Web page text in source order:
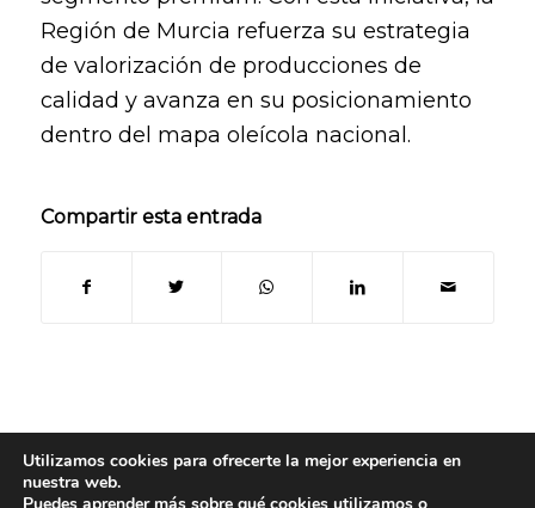
Región de Murcia refuerza su estrategia
de valorización de producciones de
calidad y avanza en su posicionamiento
dentro del mapa oleícola nacional.
Compartir esta entrada
Utilizamos cookies para ofrecerte la mejor experiencia en
nuestra web.